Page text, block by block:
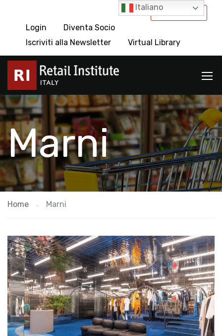
International
Login
Diventa Socio
Iscriviti alla Newsletter
Virtual Library
Marni
Home Marni
Italiano